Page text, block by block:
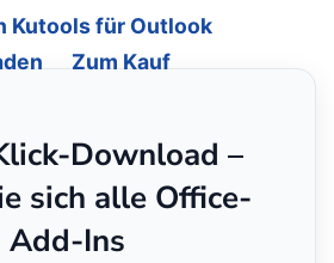
Kutools für Outlook
Zum Kauf
Download –
sich alle Office-
Add-Ins